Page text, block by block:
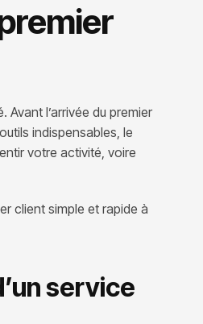
l’arrivée du premier
indispensables, le
votre activité, voire
client simple et rapide à
service